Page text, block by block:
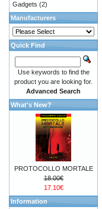
Gadgets (2)
Manufacturers
Quick Find
Use keywords to find the
product you are looking for.
Advanced Search
What's New?
PROTOCOLLO MORTALE
18.00€
17.10€
Information